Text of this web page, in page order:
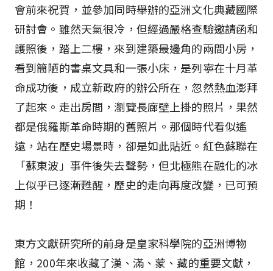
會前來祝賀，並參加同時舉辦的亞洲文化典藏國際
研討會。雖然天氣很冷，但經過嚴格查驗邀請函和
護照後，踏上二樓，來到建築最邊角的兩間小房，
看到簡陋的書桌文具和一張小床，是列寧在十月革
命成功後，成立新政府的辦公所在，忽然熱血澎拜
了起來。走出房間，瀏覽長廊壁上掛的照片，果然
都是俄羅斯革命時期的舊照片。那個時代看似遙
遠，站在歷史場景時，卻是如此貼近。紅色蘇聯在
「蘇東波」事件後失去聲勢，但北極熊在融化的冰
上似乎已逐漸甦醒，歷史的走向再度改變，已可預
期！
東方文獻研究所的前身是皇家科學院的亞洲博物
館，200年來收藏了漢、滿、蒙、藏的重要文獻，